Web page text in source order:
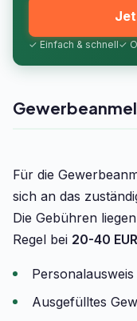
✓ Einfach & schnell✓
Für die
sich an das
Die Gebühren
Regel bei 20-40 EUR
Ausgefülltes